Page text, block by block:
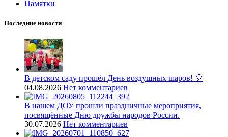
Памятки
Последние новости
В детском саду прошёл День воздушных шаров! 🎈
04.08.2026 Нет комментариев
В нашем ДОУ прошли праздничные мероприятия,
посвящённые Дню дружбы народов России.
30.07.2026 Нет комментариев